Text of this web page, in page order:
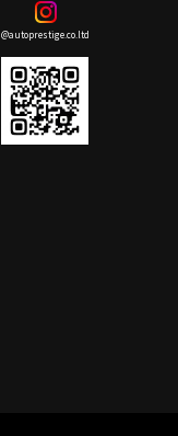
@autoprestige.co.ltd